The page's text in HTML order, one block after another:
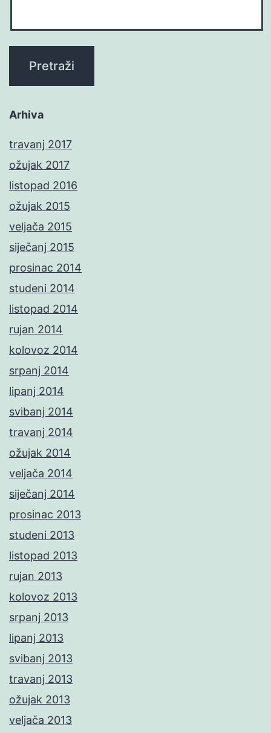
Arhiva
travanj 2017
ožujak 2017
listopad 2016
ožujak 2015
veljača 2015
siječanj 2015
prosinac 2014
studeni 2014
listopad 2014
rujan 2014
kolovoz 2014
srpanj 2014
lipanj 2014
svibanj 2014
travanj 2014
ožujak 2014
veljača 2014
siječanj 2014
prosinac 2013
studeni 2013
listopad 2013
rujan 2013
kolovoz 2013
srpanj 2013
lipanj 2013
svibanj 2013
travanj 2013
ožujak 2013
veljača 2013